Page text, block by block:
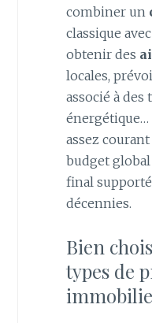
combiner un
classique
obtenir des
locales,
associé à
énergétique…
assez
budget
final
décennies.
Bien
types de